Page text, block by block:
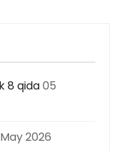
8 qida05
2026